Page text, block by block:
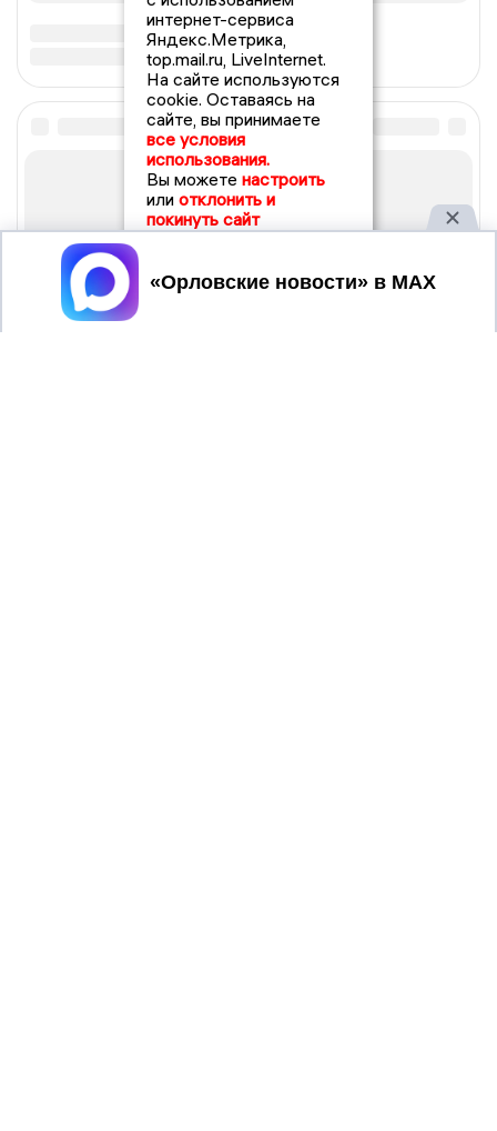
интернет-сервиса
Яндекс.Метрика,
top.mail.ru, LiveInternet.
На сайте используются
cookie. Оставаясь на
сайте, вы принимаете
все условия
использования.
Вы можете настроить
или отклонить и
покинуть сайт
Принять